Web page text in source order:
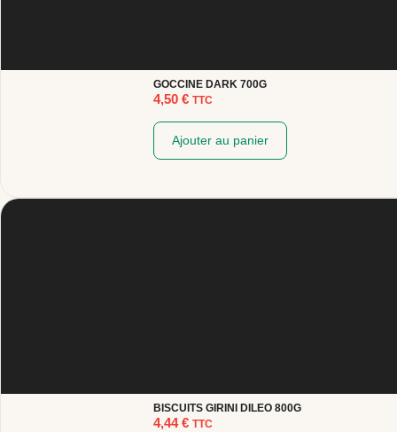
GOCCINE DARK 700G
4,50€ TTC
Ajouter au panier
BISCUITS GIRINI DILEO 800G
4,44€ TTC